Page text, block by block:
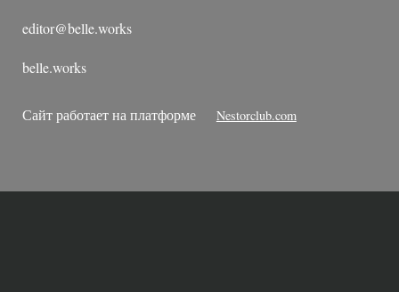
editor@belle.works
belle.works
Сайт работает на платформе Nestorclub.com